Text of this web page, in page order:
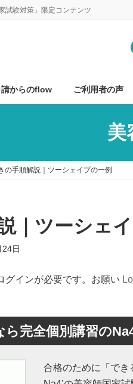
試験対策」限定コンテンツ
からのflow ご利用者の声
美
の手順解説｜ツーシェイプの一例
｜ツーシェ
日
グインが必要です。お願い
完全個別講習の
合格のために「でき